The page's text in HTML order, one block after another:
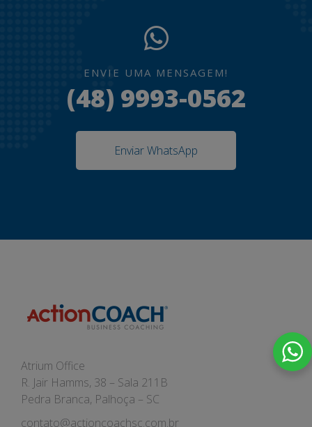
ENVIE UMA MENSAGEM!
(48) 9993-0562
Enviar WhatsApp
Atrium Office
R. Jair Hamms, 38 – Sala 211B
Pedra Branca, Palhoça – SC
contato@actioncoachsc.com.br